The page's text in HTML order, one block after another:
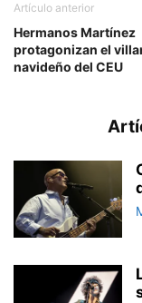
Artículo anterior
Hermanos Martínez
protagonizan el
navideño del CEU